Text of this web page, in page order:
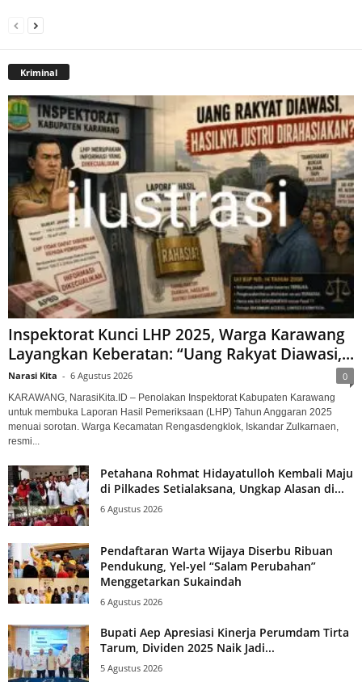
Kriminal
Inspektorat Kunci LHP 2025, Warga Karawang
Layangkan Keberatan: “Uang Rakyat Diawasi,...
Narasi Kita - 6 Agustus 2026 0
KARAWANG, NarasiKita.ID – Penolakan Inspektorat Kabupaten Karawang
untuk membuka Laporan Hasil Pemeriksaan (LHP) Tahun Anggaran 2025
menuai sorotan. Warga Kecamatan Rengasdengklok, Iskandar Zulkarnaen,
resmi...
Petahana Rohmat Hidayatulloh Kembali Maju
di Pilkades Setialaksana, Ungkap Alasan di...
6 Agustus 2026
Pendaftaran Warta Wijaya Diserbu Ribuan
Pendukung, Yel-yel “Salam Perubahan”
Menggetarkan Sukaindah
6 Agustus 2026
Bupati Aep Apresiasi Kinerja Perumdam Tirta
Tarum, Dividen 2025 Naik Jadi...
5 Agustus 2026